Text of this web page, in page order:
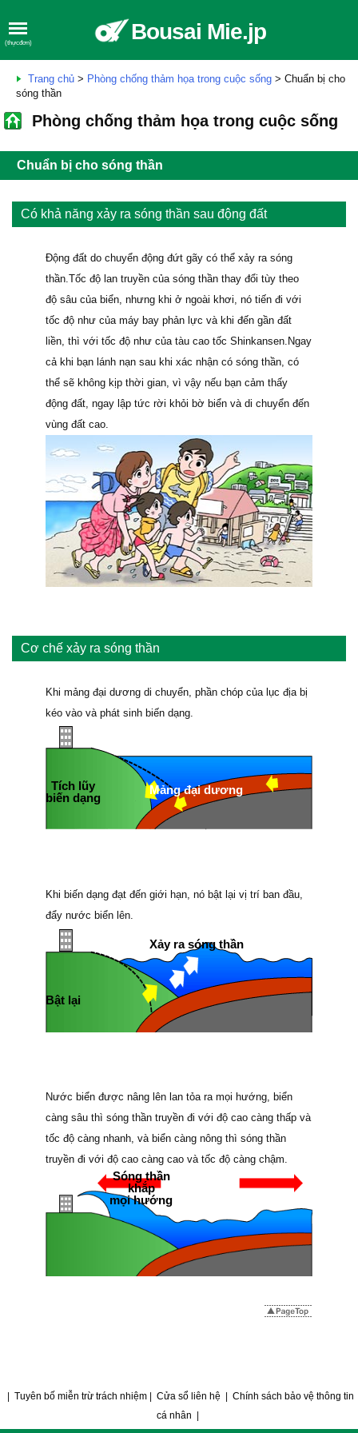
(thựcđơn) Bousai Mie.jp
Trang chủ > Phòng chống thảm họa trong cuộc sống > Chuẩn bị cho
sóng thần
Phòng chống thảm họa trong cuộc sống
Chuẩn bị cho sóng thần
Có khả năng xảy ra sóng thần sau động đất
Động đất do chuyển động đứt gãy có thể xảy ra sóng
thần.Tốc độ lan truyền của sóng thần thay đổi tùy theo
độ sâu của biển, nhưng khi ở ngoài khơi, nó tiến đi với
tốc độ như của máy bay phản lực và khi đến gần đất
liền, thì với tốc độ như của tàu cao tốc Shinkansen.Ngay
cả khi bạn lánh nạn sau khi xác nhận có sóng thần, có
thể sẽ không kịp thời gian, vì vậy nếu bạn cảm thấy
động đất, ngay lập tức rời khỏi bờ biển và di chuyển đến
vùng đất cao.
Cơ chế xảy ra sóng thần
Khi mảng đại dương di chuyển, phần chóp của lục địa bị
kéo vào và phát sinh biến dạng.
Tích lũy
biến dạng
Mảng đại dương
Khi biến dạng đạt đến giới hạn, nó bật lại vị trí ban đầu,
đẩy nước biển lên.
Bật lại
Xảy ra sóng thần
Nước biển được nâng lên lan tỏa ra mọi hướng, biển
càng sâu thì sóng thần truyền đi với độ cao càng thấp và
tốc độ càng nhanh, và biển càng nông thì sóng thần
truyền đi với độ cao càng cao và tốc độ càng chậm.
Sóng thần
khắp
mọi hướng
Tuyên bố miễn trừ trách nhiệm| Cửa sổ liên hệ
Chính sách bảo vệ thông tin
cá nhân